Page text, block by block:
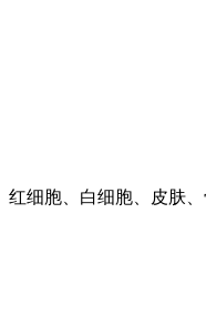
红细胞、白细胞、皮肤